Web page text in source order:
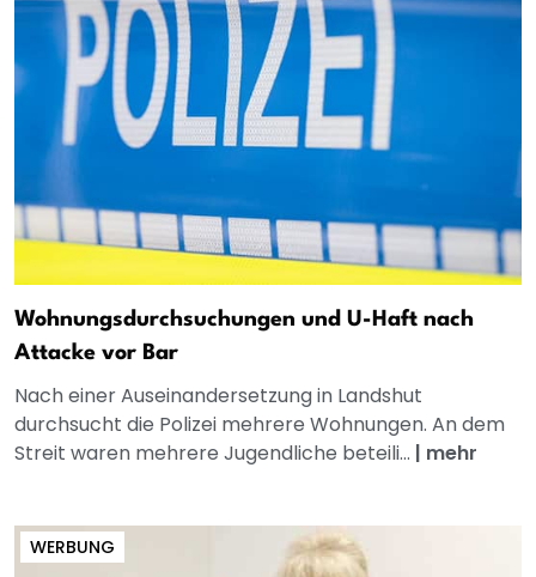
Wohnungsdurchsuchungen und U-Haft nach
Attacke vor Bar
Nach einer Auseinandersetzung in Landshut
durchsucht die Polizei mehrere Wohnungen. An dem
Streit waren mehrere Jugendliche beteili... | mehr
WERBUNG